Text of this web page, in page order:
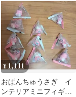
¥ 1,111
おぱんちゅうさぎ イ
ンテリアミニフィギュ